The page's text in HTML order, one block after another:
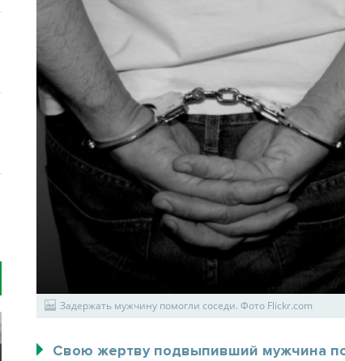
Задержать мужчину помогли соседи. Фото Flickr.com
Свою жертву подвыпивший мужчина